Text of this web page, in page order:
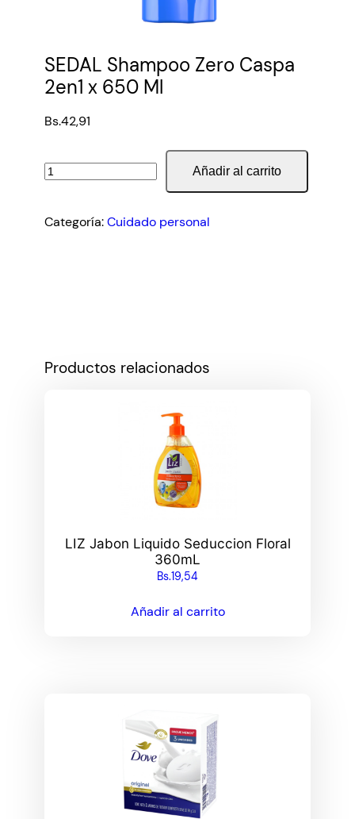
SEDAL Shampoo Zero Caspa
2en1 x 650 Ml
Bs.42,91
SEDAL
Caspa
Añadir al carrito
Categoría:Cuidado personal
Productos relacionados
LIZ Jabon Liquido Seduccion Floral
360mL
Bs.19,54
Añadir al carrito